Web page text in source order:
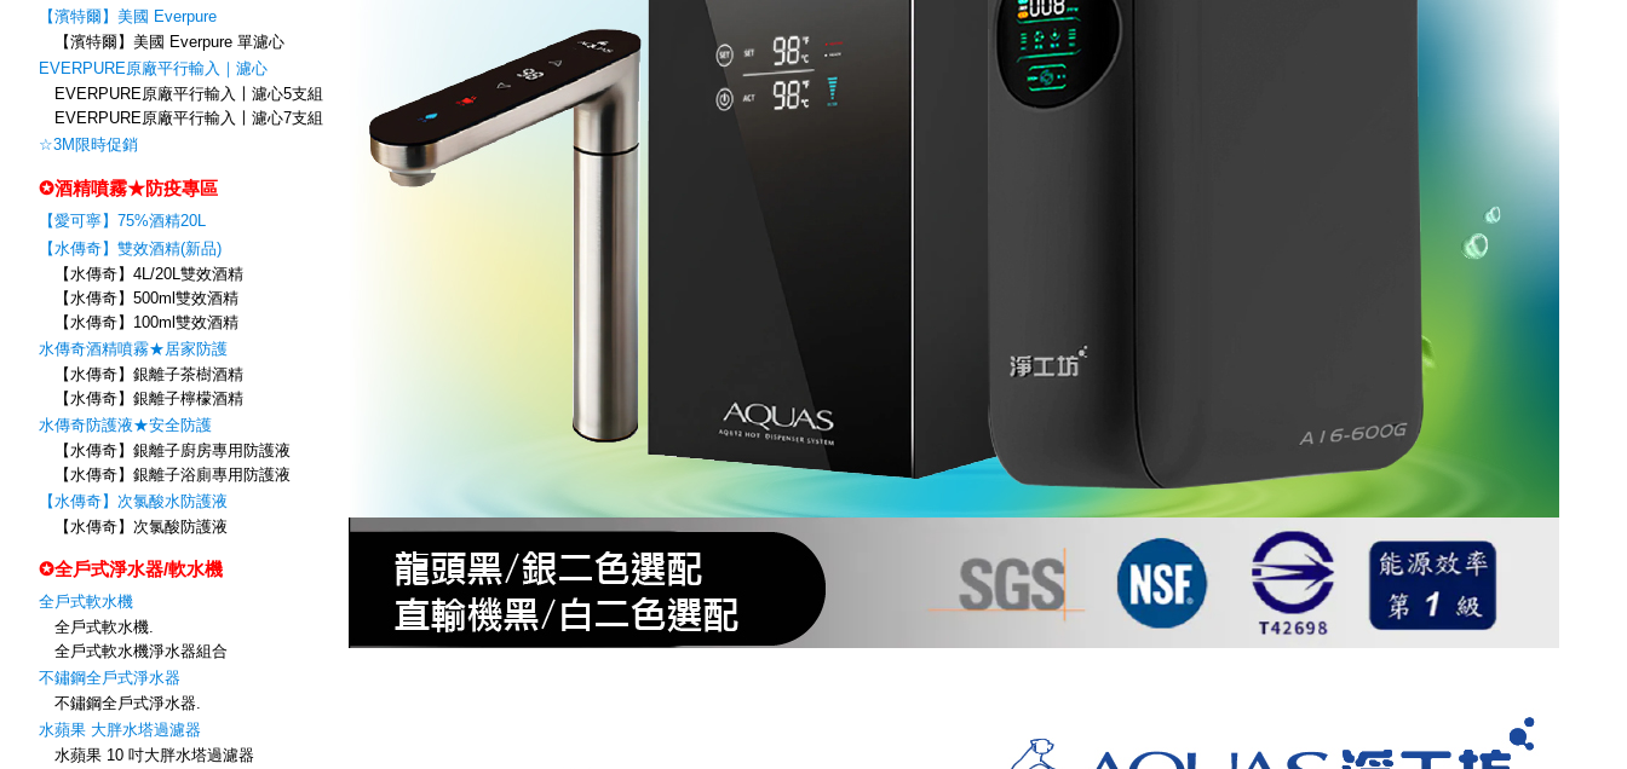
【濱特爾】美國 Everpure
【濱特爾】美國 Everpure 單濾心
EVERPURE原廠平行輸入｜濾心
EVERPURE原廠平行輸入〡濾心5支組
EVERPURE原廠平行輸入〡濾心7支組
☆3M限時促銷
✪酒精噴霧★防疫專區
【愛可寧】75%酒精20L
【水傳奇】雙效酒精(新品)
【水傳奇】4L/20L雙效酒精
【水傳奇】500ml雙效酒精
【水傳奇】100ml雙效酒精
水傳奇酒精噴霧★居家防護
【水傳奇】銀離子茶樹酒精
【水傳奇】銀離子檸檬酒精
水傳奇防護液★安全防護
【水傳奇】銀離子廚房專用防護液
【水傳奇】銀離子浴廁專用防護液
【水傳奇】次氯酸水防護液
【水傳奇】次氯酸防護液
✪全戶式淨水器/軟水機
全戶式軟水機
全戶式軟水機.
全戶式軟水機淨水器組合
不鏽鋼全戶式淨水器
不鏽鋼全戶式淨水器.
水蘋果 大胖水塔過濾器
水蘋果 10 吋大胖水塔過濾器